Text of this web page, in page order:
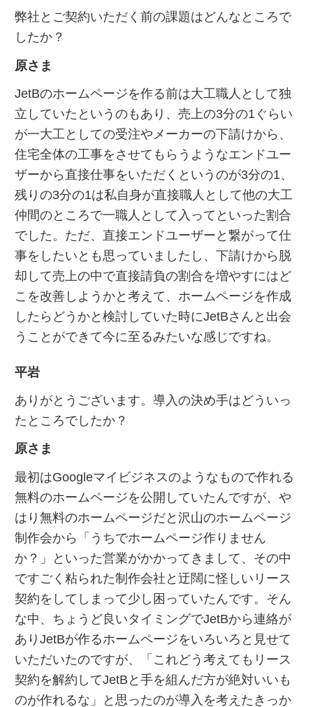
弊社とご契約いただく前の課題はどんなところで
したか？
原さま
JetBのホームページを作る前は大工職人として独
立していたというのもあり、売上の3分の1ぐらい
が一大工としての受注やメーカーの下請けから、
住宅全体の工事をさせてもらうようなエンドユー
ザーから直接仕事をいただくというのが3分の1、
残りの3分の1は私自身が直接職人として他の大工
仲間のところで一職人として入ってといった割合
でした。ただ、直接エンドユーザーと繋がって仕
事をしたいとも思っていましたし、下請けから脱
却して売上の中で直接請負の割合を増やすにはど
こを改善しようかと考えて、ホームページを作成
したらどうかと検討していた時にJetBさんと出会
うことができて今に至るみたいな感じですね。
平岩
ありがとうございます。導入の決め手はどういっ
たところでしたか？
原さま
最初はGoogleマイビジネスのようなもので作れる
無料のホームページを公開していたんですが、や
はり無料のホームページだと沢山のホームページ
制作会から「うちでホームページ作りません
か？」といった営業がかかってきまして、その中
ですごく粘られた制作会社と迂闊に怪しいリース
契約をしてしまって少し困っていたんです。そん
な中、ちょうど良いタイミングでJetBから連絡が
ありJetBが作るホームページをいろいろと見せて
いただいたのですが、「これどう考えてもリース
契約を解約してJetBと手を組んだ方が絶対いいも
のが作れるな」と思ったのが導入を考えたきっか